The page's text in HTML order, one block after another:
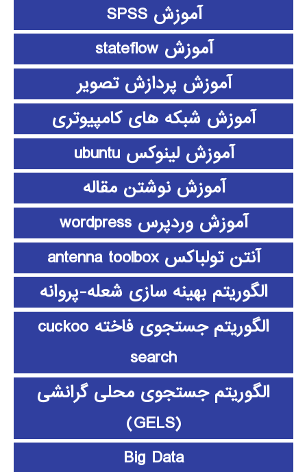
آموزش SPSS
آموزش stateflow
آموزش پردازش تصویر
آموزش شبکه های کامپیوتری
آموزش لینوکس ubuntu
آموزش نوشتن مقاله
آموزش وردپرس wordpress
آنتن تولباکس antenna toolbox
الگوریتم بهینه سازی شعله-پروانه
الگوریتم جستجوی فاخته cuckoo
search
الگوریتم جستجوی محلی گرانشی
(GELS)
Big Data